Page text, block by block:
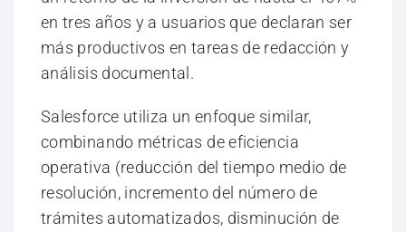
en tres años y a usuarios que declaran ser
más productivos en tareas de redacción y
análisis documental.
Salesforce utiliza un enfoque similar,
combinando métricas de eficiencia
operativa (reducción del tiempo medio de
resolución, incremento del número de
trámites automatizados, disminución de